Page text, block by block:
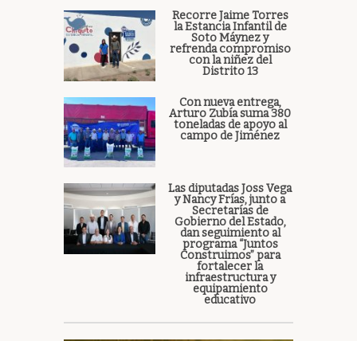
Recorre Jaime Torres
la Estancia Infantil de
Soto Máynez y
refrenda compromiso
con la niñez del
Distrito 13
Con nueva entrega,
Arturo Zubía suma 380
toneladas de apoyo al
campo de Jiménez
Las diputadas Joss Vega
y Nancy Frías, junto a
Secretarías de
Gobierno del Estado,
dan seguimiento al
programa “Juntos
Construimos” para
fortalecer la
infraestructura y
equipamiento
educativo